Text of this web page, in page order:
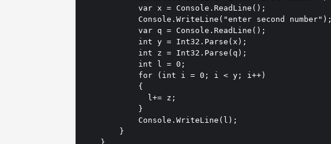
            var x = Console.ReadLine();
            Console.WriteLine("enter second number");
            var q = Console.ReadLine();
            int y = Int32.Parse(x);
            int z = Int32.Parse(q);
            int l = 0;
            for (int i = 0; i < y; i++)
            {
              l+= z;
            }
            Console.WriteLine(l);
        }